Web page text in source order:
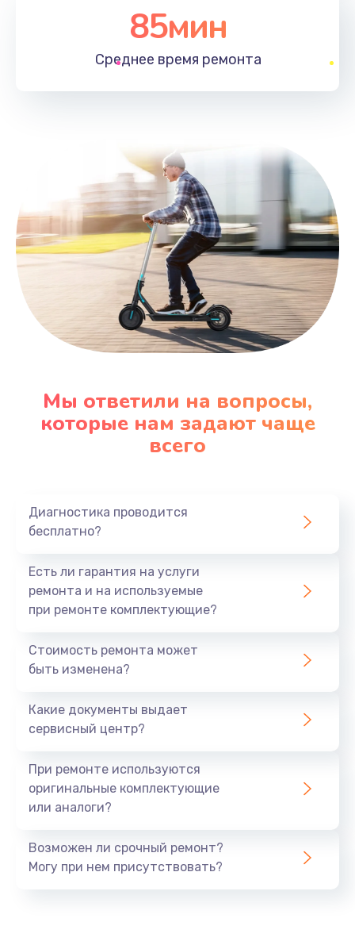
85мин
Среднее время ремонта
Мы ответили на вопросы,
которые нам задают чаще
всего
Диагностика проводится
бесплатно?
Есть ли гарантия на услуги
ремонта и на используемые
при ремонте комплектующие?
Стоимость ремонта может
быть изменена?
Какие документы выдает
сервисный центр?
При ремонте используются
оригинальные комплектующие
или аналоги?
Возможен ли срочный ремонт?
Могу при нем присутствовать?